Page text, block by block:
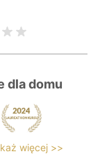
dla domu
więcej >>